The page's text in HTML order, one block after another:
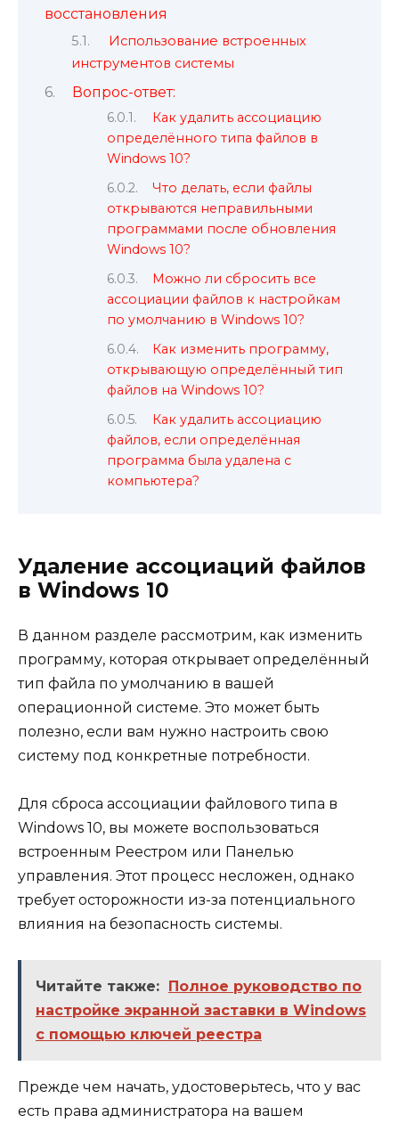
восстановления
Использование встроенных
инструментов системы
Вопрос-ответ:
Как удалить ассоциацию
определённого типа файлов в
Windows 10?
Что делать, если файлы
открываются неправильными
программами после обновления
Windows 10?
Можно ли сбросить все
ассоциации файлов к настройкам
по умолчанию в Windows 10?
Как изменить программу,
открывающую определённый тип
файлов на Windows 10?
Как удалить ассоциацию
файлов, если определённая
программа была удалена с
компьютера?
Удаление ассоциаций файлов
в Windows 10
В данном разделе рассмотрим, как изменить
программу, которая открывает определённый
тип файла по умолчанию в вашей
операционной системе. Это может быть
полезно, если вам нужно настроить свою
систему под конкретные потребности.
Для сброса ассоциации файлового типа в
Windows 10, вы можете воспользоваться
встроенным Реестром или Панелью
управления. Этот процесс несложен, однако
требует осторожности из-за потенциального
влияния на безопасность системы.
Читайте также: Полное руководство по
настройке экранной заставки в Windows
с помощью ключей реестра
Прежде чем начать, удостоверьтесь, что у вас
есть права администратора на вашем